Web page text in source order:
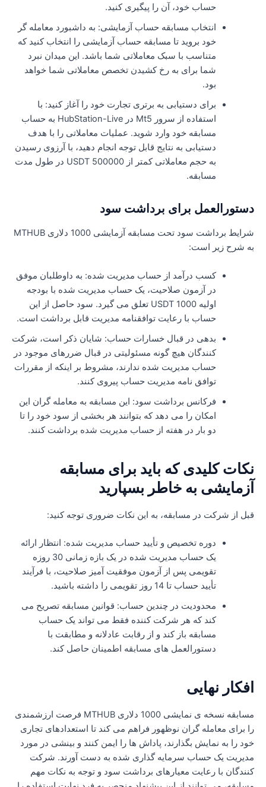
حساب خود، آن را پیگیری کنید.
انتخاب مسابقه حساب آزمایشی: به داشبورد معامله گر
خود بروید تا مسابقه حساب آزمایشی را انتخاب کنید که
متناسب با سبک معاملاتی شما باشد. این میدان نبرد
شما برای به رخ کشیدن تخصص معاملاتی شما خواهد
برای دستیابی به برتری تجارت خود را آغاز کنید: با
استفاده از سرور Mt5 در HubStation-Live به حساب
مسابقه خود وارد شوید. عملیات معاملاتی را با هدف
دستیابی به نتایج قابل توجه انجام دهید، با آرزوی رسیدن
به حجم معاملاتی کمتر از 500000 USDT در طول مدت
مسابقه.
برای برداشت سود
شرایط برداشت سود تحت مسابقه آزمایشی 1000 دلاری MTHUB
شرح زیر است:
کسب درآمد از حساب مدیریت شده: به داوطلبان موفق
در آزمون صلاحیت، یک حساب مدیریت شده با بودجه
اولیه 1000 USDT تعلق می گیرد. سود حاصل از این
حساب با رعایت توافقنامه مدیریت قابل برداشت است.
بدهی در قبال خسارات حساب: شایان ذکر است، شرکت
کنندگان هیچ گونه مسئولیتی در قبال ضررهای موجود در
حساب مدیریت شده ندارند، مشروط بر اینکه از مقررات
توافق نامه مدیریت حساب پیروی کنند.
فرکانس برداشت سود: این مسابقه به معامله گران این
امکان را می دهد که بتوانند هر بخشی از سود خود را تا
دو بار در هفته از حساب مدیریت شده برداشت کنند.
کلیدی که باید برای مسابقه
به خاطر بسپارید
از شرکت در مسابقه، به این نکات ضروری توجه کنید:
دوره تخصیص و تأیید حساب مدیریت شده: انتظار ارائه
یک حساب مدیریت شده در یک بازه زمانی 30 روزه
تقویمی پس از آزمون موفقیت آمیز صلاحیت، با فرآیند
تأیید حساب تا 14 روز تقویمی را داشته باشید.
محدودیت در چندین حساب: قوانین مسابقه تصریح می
کند که هر شرکت کننده فقط می تواند یک حساب
مسابقه باز کند و از رقابت عادلانه و مطابقت با
دستورالعمل های مسابقه اطمینان حاصل کند.
نهایی
مسابقه نسخه ی نمایشی 1000 دلاری MTHUB فرصت ارزشمندی
برای معامله گران نوظهور فراهم می کند تا استعدادهای تجاری
را به نمایش بگذارند، پاداش ها را ایمن کنند و بینشی در مورد
یک حساب سرمایه گذاری شده به دست آورند. شرکت
با رعایت معیارهای برداشت سود و توجه به نکات مهم